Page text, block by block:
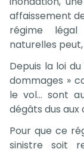
affaissement
régime
naturelles
Depuis la loi
dommages »
le vol… sont
dégâts dus
Pour que ce
sinistre soit